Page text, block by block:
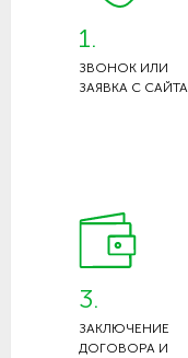
1.
ЗВОНОК ИЛИ
ЗАЯВКА С САЙТА
3.
ЗАКЛЮЧЕНИЕ
ДОГОВОРА И